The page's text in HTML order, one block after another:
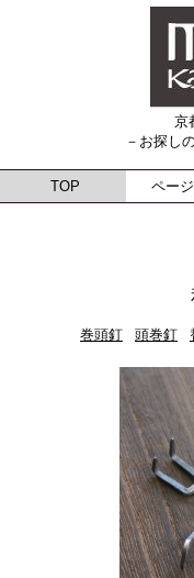
京
－お探し
TOP ペー
巻頭釘 頭巻釘